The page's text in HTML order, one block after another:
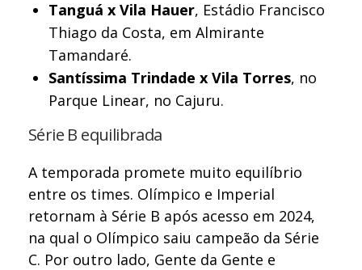
Tanguá x Vila Hauer, Estádio Francisco
Thiago da Costa, em Almirante
Tamandaré.
Santíssima Trindade x Vila Torres, no
Parque Linear, no Cajuru.
Série B equilibrada
A temporada promete muito equilíbrio
entre os times. Olímpico e Imperial
retornam à Série B após acesso em 2024,
na qual o Olímpico saiu campeão da Série
C. Por outro lado, Gente da Gente e